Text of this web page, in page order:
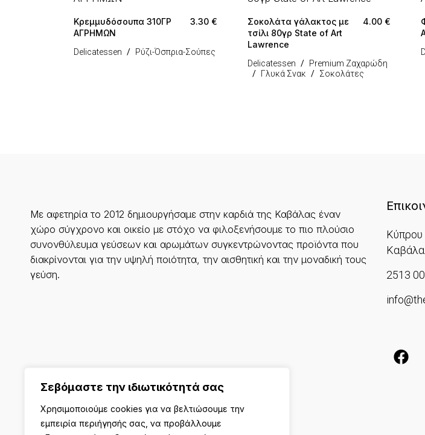
Σεβόμαστε την ιδιωτικότητά σας
Χρησιμοποιούμε cookies για να βελτιώσουμε την
εμπειρία περιήγησής σας, να προβάλλουμε
Κρεμμυδόσουπα 310ΓΡ
ΑΓΡΗΜΩΝ
3.30 €
Delicatessen Ρύζι-Όσπρια-Σούπες
Σοκολάτα γάλακτος με
τσίλι 80γρ State of Art
Lawrence
4.00 €
Delicatessen
Premium Ζαχαρώδη
Γλυκά Σνακ
Σοκολάτες
Με αφετηρία το 2012 δημιουργήσαμε στην καρδιά της Καβάλας έναν
χώρο σύγχρονο και οικείο με στόχο να φιλοξενήσουμε το πιο πλούσιο
συνονθύλευμα γεύσεων και αρωμάτων συγκεντρώνοντας προϊόντα που
διακρίνονται για την υψηλή ποιότητα, την αισθητική και την μοναδική τους
γεύση.
Κύπρου
Καβάλα
2513